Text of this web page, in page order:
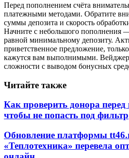
Перед пополнением счёта
платежными методами. Обратите
суммы депозита и скорость
Начните с небольшого пополнения
равной минимальному депозиту.
приветственное предложение,
кажутся вам выполнимыми.
сложности с выводом бонусных
Читайте также
Как проверить донора
чтобы не попасть под фильтр
Обновление платформы
«Теплотехника» перевела